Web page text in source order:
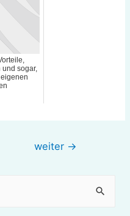
sogar,
weiter →